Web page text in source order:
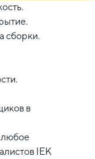
сборки.
в
любое
IEK